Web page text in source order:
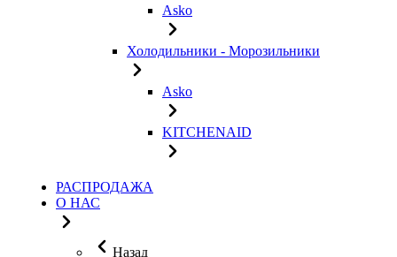
Asko
Холодильники - Морозильники
Asko
KITCHENAID
РАСПРОДАЖА
О НАС
Назад